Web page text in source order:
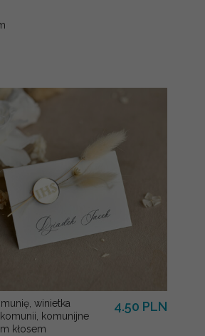
winietka
komunijne
kłosem
4.50 PLN